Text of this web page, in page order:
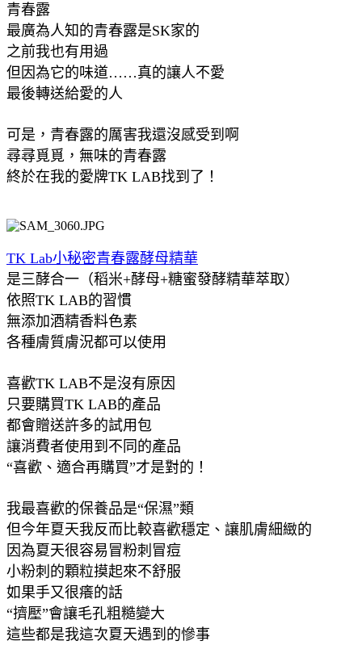
青春露
最廣為人知的青春露是SK家的
之前我也有用過
但因為它的味道……真的讓人不愛
最後轉送給愛的人
可是，青春露的厲害我還沒感受到啊
尋尋覓覓，無味的青春露
終於在我的愛牌TK LAB找到了！
TK Lab小秘密青春露酵母精華
是三酵合一（稻米+酵母+糖蜜發酵精華萃取）
依照TK LAB的習慣
無添加酒精香料色素
各種膚質膚況都可以使用
喜歡TK LAB不是沒有原因
只要購買TK LAB的產品
都會贈送許多的試用包
讓消費者使用到不同的產品
“喜歡、適合再購買”才是對的！
我最喜歡的保養品是“保濕”類
但今年夏天我反而比較喜歡穩定、讓肌膚細緻的
因為夏天很容易冒粉刺冒痘
小粉刺的顆粒摸起來不舒服
如果手又很癢的話
“擠壓”會讓毛孔粗糙變大
這些都是我這次夏天遇到的慘事